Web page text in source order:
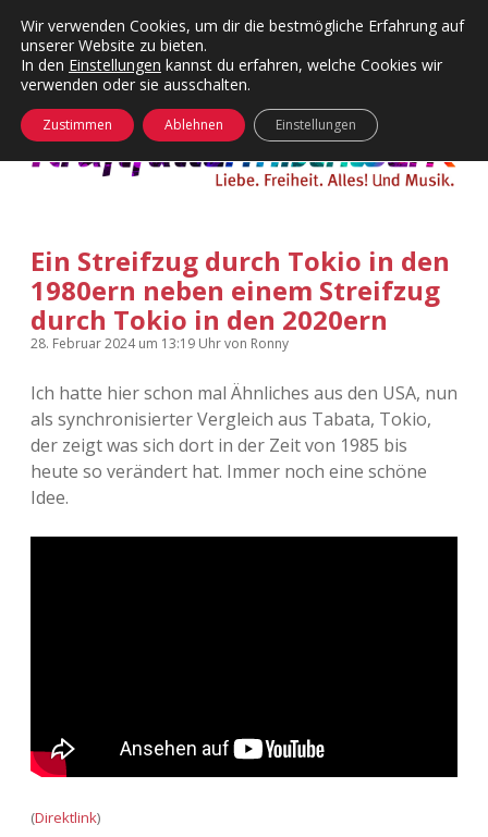
Kategorien
Menü
24 Hours Chilling
Die Wende
KFMW-Disco
kfmw.stuff
Nur mal so
Täglicher Sinnwahn
KFMW-Disco
Dates
Contact
Adventskalender Dropdown-
Menü
Adventskalender 2011
Adventskalender 2012
Adventskalender 2018
facebookinstagram
rss
öffnen
Ein Streifzug durch Tokio in den
1980ern neben einem Streifzug
durch Tokio in den 2020ern
28. Februar 2024um 13:19 Uhrvon Ronny
Ich hatte hier schon mal Ähnliches aus den USA, nun
als synchronisierter Vergleich aus Tabata, Tokio,
der zeigt was sich dort in der Zeit von 1985 bis
heute so verändert hat. Immer noch eine schöne
Idee.
(Direktlink)
Wir verwenden Cookies, um dir die bestmögliche Erfahrung auf
unserer Website zu bieten.
In den Einstellungen kannst du erfahren, welche Cookies wir
verwenden oder sie ausschalten.
Zustimmen Ablehnen Einstellungen